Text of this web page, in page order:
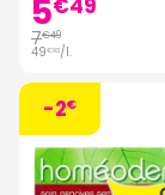
5€49
7€49
49€93/l.
-2€